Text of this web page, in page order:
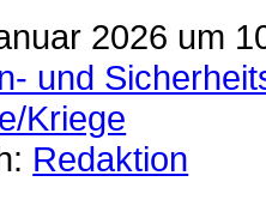
2026 um
und
Kriege
Redaktion